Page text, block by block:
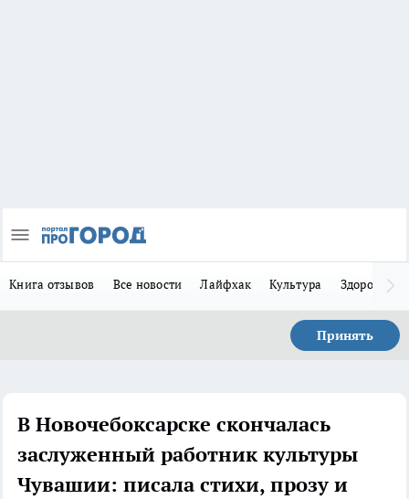
Книга отзывов Все новости Лайфхак Культура Здоровье
Принять
В Новочебоксарске скончалась
заслуженный работник культуры
Чувашии: писала стихи, прозу и